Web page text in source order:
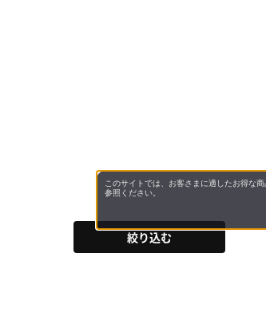
絞り込む
このサイトでは、お客さまに適したお得な
参照ください。